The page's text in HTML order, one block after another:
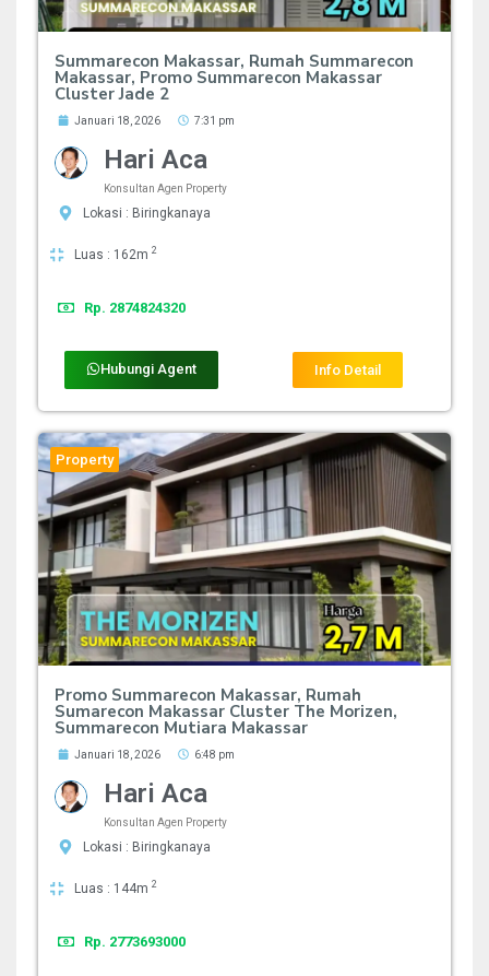
Summarecon Makassar, Rumah Summarecon
Makassar, Promo Summarecon Makassar
Cluster Jade 2
Januari 18, 2026 7:31 pm
Hari Aca
Konsultan Agen Property
Lokasi : Biringkanaya
Luas : 162m 2
Rp. 2874824320
Hubungi Agent Info Detail
Property
Promo Summarecon Makassar, Rumah
Sumarecon Makassar Cluster The Morizen,
Summarecon Mutiara Makassar
Januari 18, 2026 6:48 pm
Hari Aca
Konsultan Agen Property
Lokasi : Biringkanaya
Luas : 144m 2
Rp. 2773693000